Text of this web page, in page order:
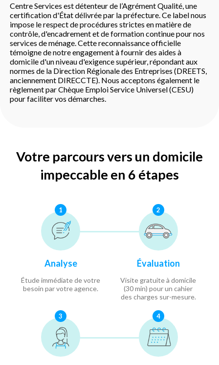
Centre Services est détenteur de l’Agrément Qualité, une
certification d'État délivrée par la préfecture. Ce label nous
impose le respect de procédures strictes en matière de
contrôle, d'encadrement et de formation continue pour nos
services de ménage. Cette reconnaissance officielle
témoigne de notre engagement à fournir des aides à
domicile d'un niveau d'exigence supérieur, répondant aux
normes de la Direction Régionale des Entreprises (DREETS,
anciennement DIRECCTE). Nous acceptons également le
règlement par Chèque Emploi Service Universel (CESU)
pour faciliter vos démarches.
Votre parcours vers un domicile
impeccable en 6 étapes
1
Analyse
Étude immédiate de votre
besoin par votre agence.
2
Évaluation
Visite gratuite à domicile
(30 min) pour un cahier
des charges sur-mesure.
3 4